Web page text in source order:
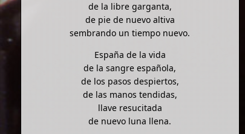
de la libre garganta,
de pie de nuevo altiva
sembrando un tiempo nuevo.
España de la vida
de la sangre española,
de los pasos despiertos,
de las manos tendidas,
llave resucitada
de nuevo luna llena.